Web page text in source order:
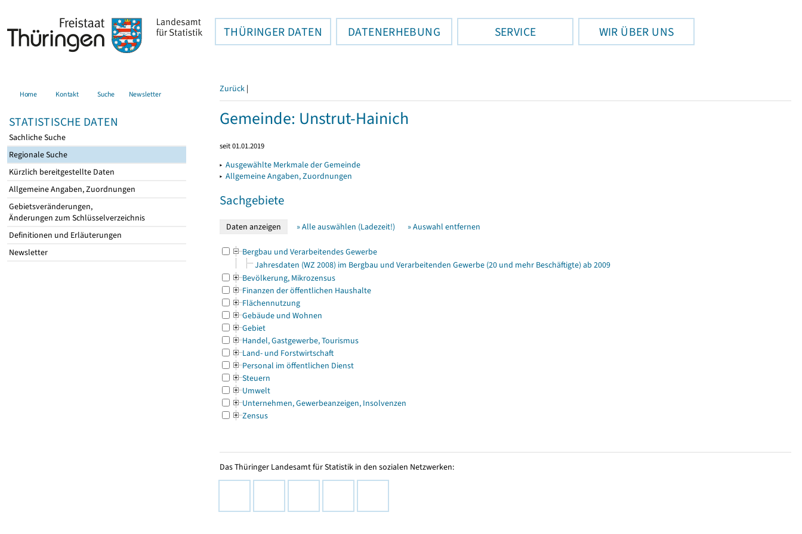
THÜRINGER DATEN DATENERHEBUNG SERVICE WIR ÜBER UNS
Home Kontakt Suche Newsletter
STATISTISCHE DATEN
Sachliche Suche
Regionale Suche
Kürzlich bereitgestellte Daten
Allgemeine Angaben, Zuordnungen
Gebietsveränderungen,
Änderungen zum Schlüsselverzeichnis
Definitionen und Erläuterungen
Newsletter
Zurück |
Gemeinde: Unstrut-Hainich
seit 01.01.2019
▸ Ausgewählte Merkmale der Gemeinde
▸ Allgemeine Angaben, Zuordnungen
Sachgebiete
» Alle auswählen (Ladezeit!) » Auswahl entfernen
Bergbau und Verarbeitendes Gewerbe
Jahresdaten (WZ 2008) im Bergbau und Verarbeitenden Gewerbe (20 und mehr Beschäftigte) ab 2009
Bevölkerung, Mikrozensus
Finanzen der öffentlichen Haushalte
Flächennutzung
Gebäude und Wohnen
Gebiet
Handel, Gastgewerbe, Tourismus
Land- und Forstwirtschaft
Personal im öffentlichen Dienst
Steuern
Umwelt
Unternehmen, Gewerbeanzeigen, Insolvenzen
Zensus
Das Thüringer Landesamt für Statistik in den sozialen Netzwerken: